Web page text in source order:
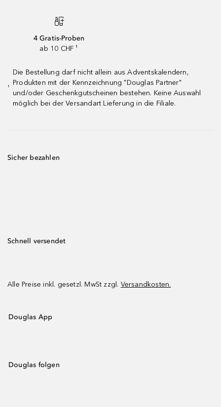
4 Gratis-Proben
ab 10 CHF ¹
¹
Die Bestellung darf nicht allein aus Adventskalendern,
Produkten mit der Kennzeichnung "Douglas Partner"
und/oder Geschenkgutscheinen bestehen. Keine Auswahl
möglich bei der Versandart Lieferung in die Filiale.
Sicher bezahlen
Schnell versendet
Alle Preise inkl. gesetzl. MwSt zzgl. Versandkosten.
Douglas App
Douglas folgen